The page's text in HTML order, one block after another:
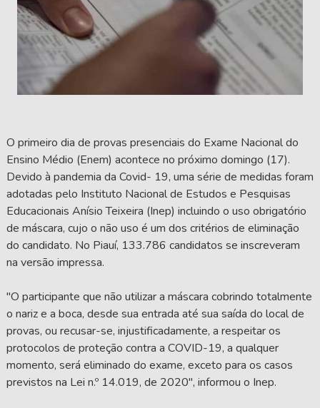
O primeiro dia de provas presenciais do Exame Nacional do
Ensino Médio (Enem) acontece no próximo domingo (17).
Devido à pandemia da Covid- 19, uma série de medidas foram
adotadas pelo Instituto Nacional de Estudos e Pesquisas
Educacionais Anísio Teixeira (Inep) incluindo o uso obrigatório
de máscara, cujo o não uso é um dos critérios de eliminação
do candidato. No Piauí, 133.786 candidatos se inscreveram
na versão impressa.
"O participante que não utilizar a máscara cobrindo totalmente
o nariz e a boca, desde sua entrada até sua saída do local de
provas, ou recusar-se, injustificadamente, a respeitar os
protocolos de proteção contra a COVID-19, a qualquer
momento, será eliminado do exame, exceto para os casos
previstos na Lei n.º 14.019, de 2020", informou o Inep.